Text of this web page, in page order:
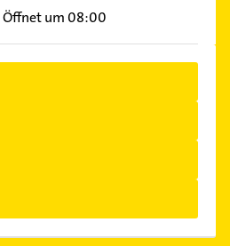
Öffnet um 08:00